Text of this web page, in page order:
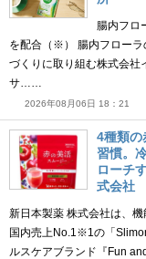
腸内フロ
を配合（※） 腸内フロー
づくりに取り組む株式会社
サ……
2026年08月06日 18：21
4種類の
習慣。
ローチ
式会社
新日本製薬 株式会社は、
国内売上No.1※1の「
ルスケアブランド『Fun